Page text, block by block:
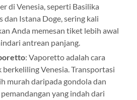
di Venesia, seperti Basilika
dan Istana Doge, sering kali
Anda memesan tiket lebih awal
antrean panjang.
: Vaporetto adalah cara
Venesia. Transportasi
murah daripada gondola dan
yang indah dari